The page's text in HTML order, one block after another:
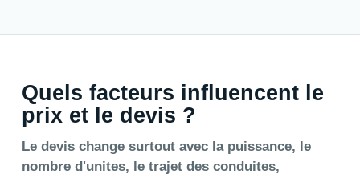
Quels facteurs influencent le
prix et le devis ?
Le devis change surtout avec la puissance, le
nombre d'unites, le trajet des conduites,